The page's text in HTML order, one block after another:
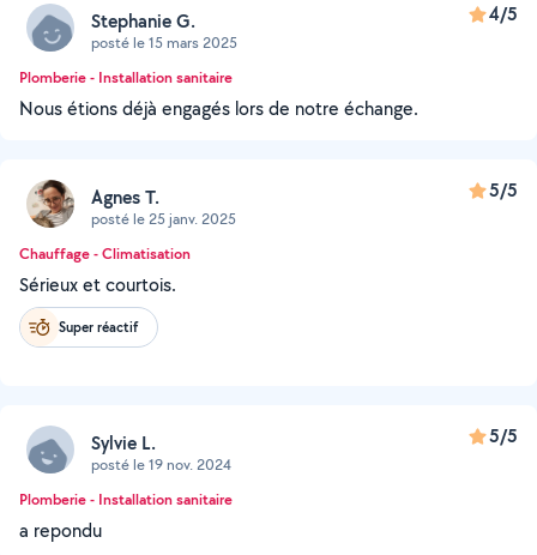
Stephanie G.
posté le 15 mars 2025
4/5
Plomberie - Installation sanitaire
Nous étions déjà engagés lors de notre échange.
Agnes T.
posté le 25 janv. 2025
5/5
Chauffage - Climatisation
Sérieux et courtois.
Super réactif
Sylvie L.
posté le 19 nov. 2024
5/5
Plomberie - Installation sanitaire
a repondu